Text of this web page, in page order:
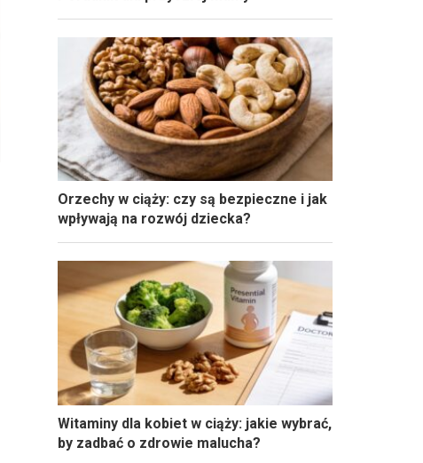
Orzechy w ciąży: czy są bezpieczne i jak
wpływają na rozwój dziecka?
Witaminy dla kobiet w ciąży: jakie wybrać,
by zadbać o zdrowie malucha?